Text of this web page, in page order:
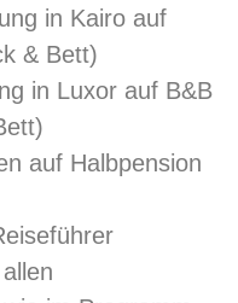
in Kairo auf
& Bett)
in Luxor auf B&B
auf Halbpension